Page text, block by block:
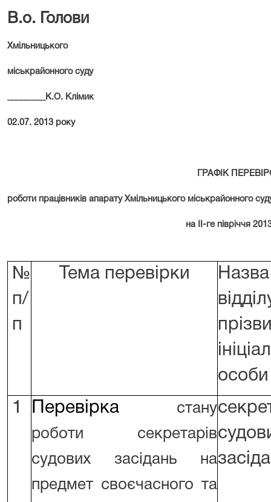
В.о. Голови
Хмільницького
міськрайонного суду
_________К.О. Клімик
02.07. 2013 року
ГРАФІК
роботи працівників апарату Хмільницького міськрайонного
на ІІ-ге півріччя
№
п/
п
Тема перевірки
Назва
особи
1
Перевірка
стану
роботи секретарів
судових засідань на
предмет своєчасного та